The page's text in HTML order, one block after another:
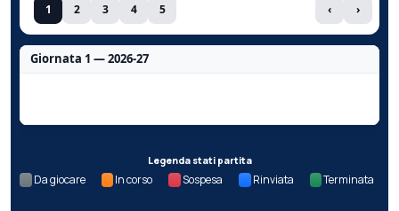
1 2 3 4 5 ‹ ›
Giornata 1 — 2026-27
Legenda stati partita
Da giocare In corso Sospesa Rinviata Terminata